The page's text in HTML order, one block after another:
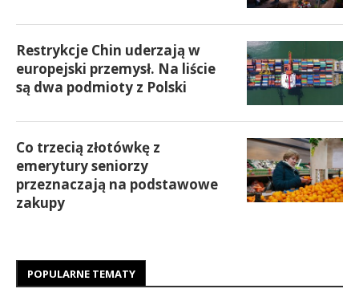
Restrykcje Chin uderzają w
europejski przemysł. Na liście
są dwa podmioty z Polski
Co trzecią złotówkę z
emerytury seniorzy
przeznaczają na podstawowe
zakupy
POPULARNE TEMATY